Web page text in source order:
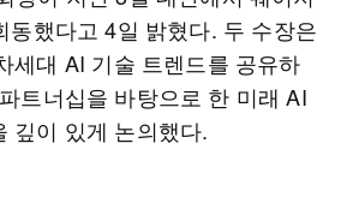
동했다고 4일 밝혔다. 두 수장은
세대 AI 기술 트렌드를 공유하
트너십을 바탕으로 한 미래 AI
깊이 있게 논의했다.